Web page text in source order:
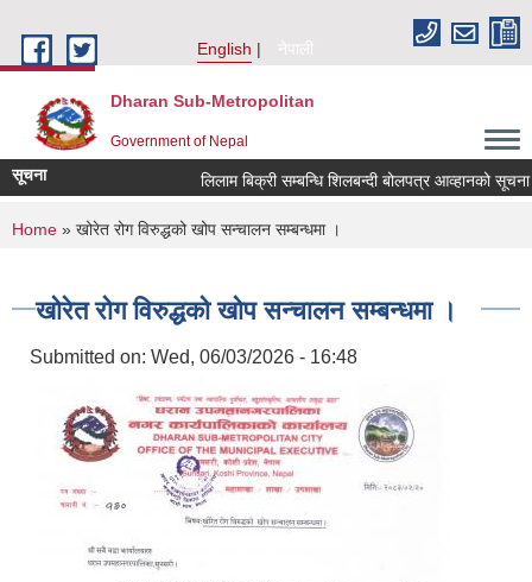
English
नेपाली
Dharan Sub-Metropolitan
Government of Nepal
सूचना लिलाम बिक्री सम्बन्धि शिलबन्दी बोलपत्र आव्हानको
You are here
Home » खोरेत रोग विरुद्धको खोप सन्चालन सम्बन्धमा ।
खोरेत रोग विरुद्धको खोप सन्चालन सम्बन्धमा ।
Submitted on: Wed, 06/03/2026 - 16:48